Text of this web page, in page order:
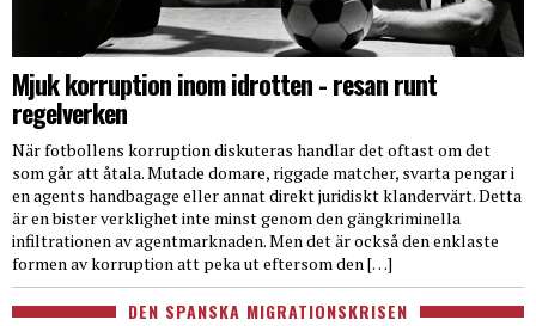
Mjuk korruption inom idrotten - resan runt
regelverken
När fotbollens korruption diskuteras handlar det oftast om det
som går att åtala. Mutade domare, riggade matcher, svarta pengar i
en agents handbagage eller annat direkt juridiskt klandervärt. Detta
är en bister verklighet inte minst genom den gängkriminella
infiltrationen av agentmarknaden. Men det är också den enklaste
formen av korruption att peka ut eftersom den […]
DEN SPANSKA MIGRATIONSKRISEN